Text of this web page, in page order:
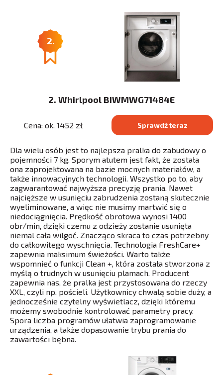
2.
2. Whirlpool BIWMWG71484E
Cena: ok. 1452 zł Sprawdź teraz
Dla wielu osób jest to najlepsza pralka do zabudowy o
pojemności 7 kg. Sporym atutem jest fakt, że została
ona zaprojektowana na bazie mocnych materiałów, a
także innowacyjnych technologii. Wszystko po to, aby
zagwarantować najwyższa precyzję prania. Nawet
najcięższe w usunięciu zabrudzenia zostaną skutecznie
wyeliminowane, a więc nie musimy martwić się o
niedociągnięcia. Prędkość obrotowa wynosi 1400
obr/min, dzięki czemu z odzieży zostanie usunięta
niemal cała wilgoć. Znacząco skraca to czas potrzebny
do całkowitego wyschnięcia. Technologia FreshCare+
zapewnia maksimum świeżości. Warto także
wspomnieć o funkcji Clean +, która została stworzona z
myślą o trudnych w usunięciu plamach. Producent
zapewnia nas, że pralka jest przystosowana do rzeczy
XXL, czyli np. pościeli. Użytkownicy chwalą sobie duży, a
jednocześnie czytelny wyświetlacz, dzięki któremu
możemy swobodnie kontrolować parametry pracy.
Spora liczba programów ułatwia zaprogramowanie
urządzenia, a także dopasowanie trybu prania do
zawartości bębna.